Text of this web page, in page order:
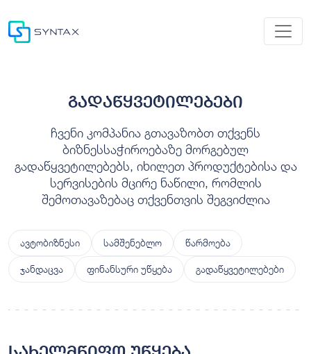
გადაწყვეტილებები
ჩვენი კომპანია გთავაზობთ თქვენს
ბიზნესსაჭიროებაზე მორგებულ
გადაწყვეტილებებს, იხილეთ პროდუქტებისა და
სერვისების მცირე ნაწილი, რომლის
შემოთავაზებაც თქვენთვის შეგვიძლია
ავტობიზნესი სამშენებლო წარმოება
ჯანდაცვა ფინანსური უწყება გადაწყვეტილებები